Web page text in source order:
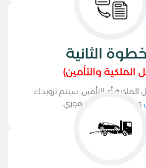
الثانية
الملكية والتأمين)
الملكية أو التأمين، سيتم تزويدك
ويتم النقل بشكل فوري.